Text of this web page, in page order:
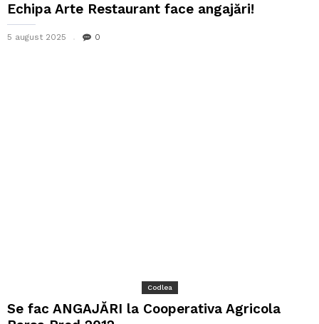
Echipa Arte Restaurant face angajări!
5 august 2025 0
Codlea
Se fac ANGAJĂRI la Cooperativa Agricola